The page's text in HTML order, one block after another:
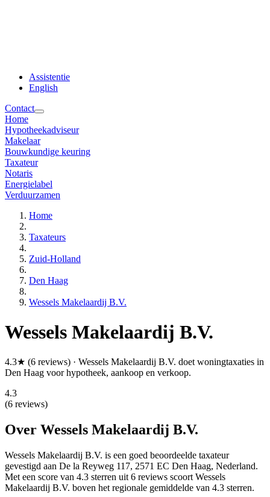
Assistentie
English
Contact
Home
Hypotheekadviseur
Makelaar
Bouwkundige keuring
Taxateur
Notaris
Energielabel
Verduurzamen
Home
Taxateurs
Zuid-Holland
Den Haag
Wessels Makelaardij B.V.
Wessels Makelaardij B.V.
4.3★ (6 reviews) · Wessels Makelaardij B.V. doet woningtaxaties in
Den Haag voor hypotheek, aankoop en verkoop.
4.3
(6 reviews)
Over Wessels Makelaardij B.V.
Wessels Makelaardij B.V. is een goed beoordeelde taxateur
gevestigd aan De la Reyweg 117, 2571 EC Den Haag, Nederland.
Met een score van 4.3 sterren uit 6 reviews scoort Wessels
Makelaardij B.V. boven het regionale gemiddelde van 4.3 sterren.